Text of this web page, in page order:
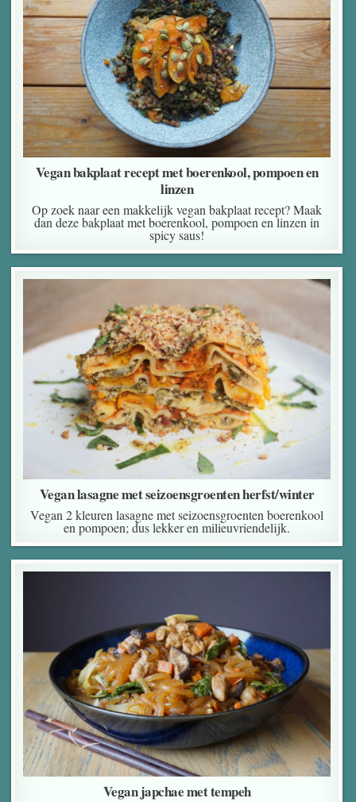
Vegan bakplaat recept met boerenkool, pompoen en
linzen
Op zoek naar een makkelijk vegan bakplaat recept? Maak
dan deze bakplaat met boerenkool, pompoen en linzen in
spicy saus!
Vegan lasagne met seizoensgroenten herfst/winter
Vegan 2 kleuren lasagne met seizoensgroenten boerenkool
en pompoen; dus lekker en milieuvriendelijk.
Vegan japchae met tempeh